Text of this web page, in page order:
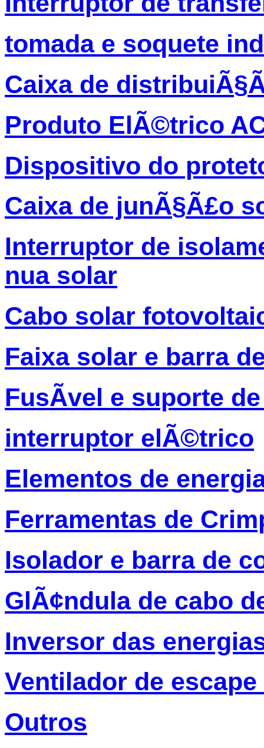
tomada e soquete
Caixa de
Produto ElÃ©trico
Dispositivo do
Caixa de junÃ§Ã£o
Interruptor de
nua solar
Cabo solar
Faixa solar e barra
FusÃ­vel e suporte
interruptor elÃ©trico
Elementos de
Ferramentas de
Isolador e barra de
GlÃ¢ndula de cabo
Inversor das
Ventilador de
Outros